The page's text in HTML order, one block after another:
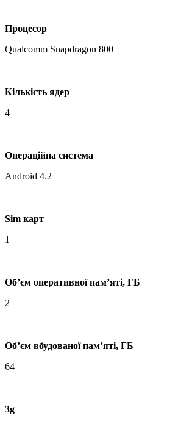
Процесор
Qualcomm Snapdragon 800
Кількість ядер
4
Операційна система
Android 4.2
Sim карт
1
Об’єм оперативної пам’яті, ГБ
2
Об’єм вбудованої пам’яті, ГБ
64
3g